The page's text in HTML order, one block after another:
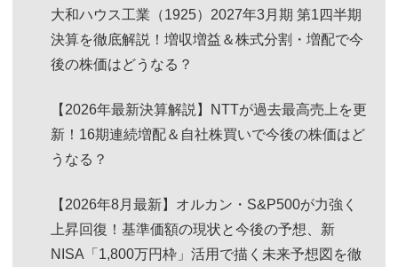
大和ハウス工業（1925）2027年3月期 第1四半期
決算を徹底解説！増収増益＆株式分割・増配で今
後の株価はどうなる？
【2026年最新決算解説】NTTが過去最高売上を更
新！16期連続増配＆自社株買いで今後の株価はど
うなる？
【2026年8月最新】オルカン・S&P500が力強く
上昇回復！基準価額の現状と今後の予想、新
NISA「1,800万円枠」活用で描く未来予想図を徹